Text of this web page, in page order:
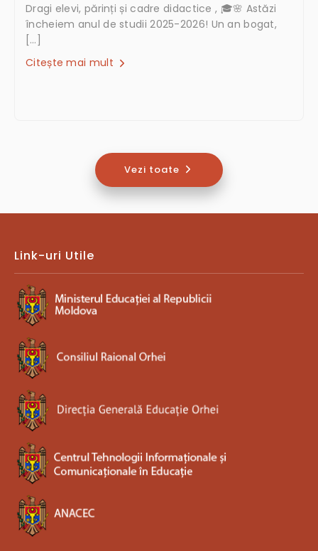
Dragi elevi, părinți și cadre didactice , 🎓🌸 Astăzi
încheiem anul de studii 2025-2026! Un an bogat,
[…]
Citește mai mult
Vezi toate
Link-uri Utile